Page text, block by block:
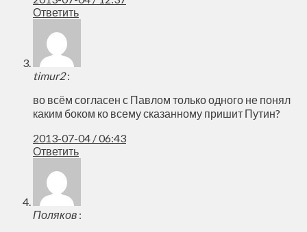
Ответить
timur2 :
во всём согласен с Павлом только одного не понял
каким боком ко всему сказанному пришит Путин?
2013-07-04 / 06:43
Ответить
Поляков :